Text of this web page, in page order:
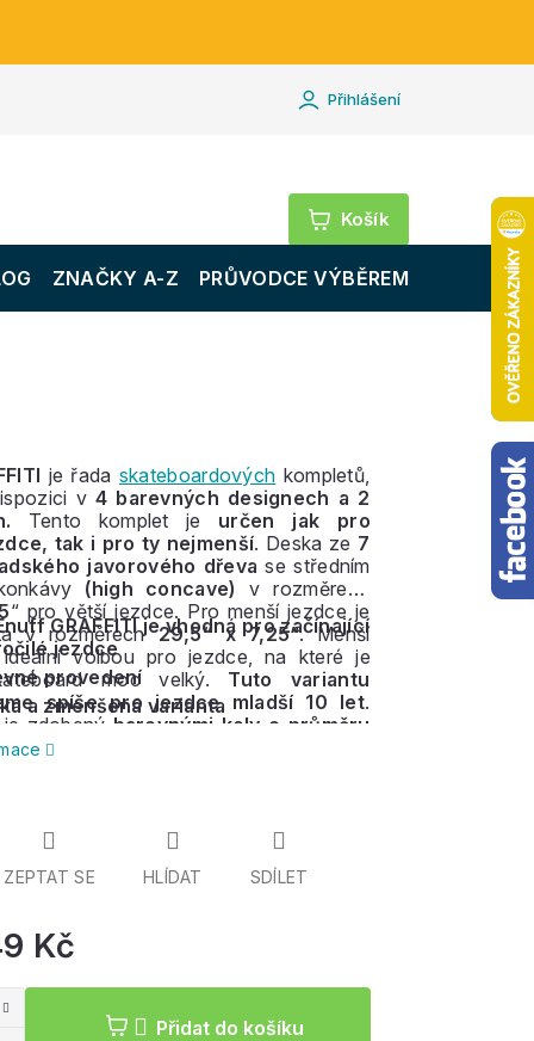
Přihlášení
Nákupní
košík
ZNAČKY A-Z PRŮVODCE VÝBĚREM
Kč
cena:
Přidat do košíku
je řada skateboardových kompletů,
v 4 barevných designech a 2
Tento komplet je určen jak pro
tak i pro ty nejmenší. Deska ze 7
javorového dřeva se středním
(high concave) v rozměrech
“ pro větší jezdce. Pro menší jezdce je
v rozměrech29,5“ x 7,25“. Menší
volbou pro jezdce, na které je
moc velký. Tuto variantu
spíše pro jezdce mladší 10 let.
zdobený barevnými koly o průměru
100a.
tvrdosti
GRAFFITI je vhodná pro začínající
jezdce
provedení
a zmenšená varianta
ZEPTAT SE HLÍDAT SDÍLET